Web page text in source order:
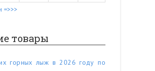
=>>>
товары
горных лыж в 2026 году по